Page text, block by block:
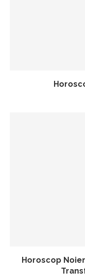
Horoscop